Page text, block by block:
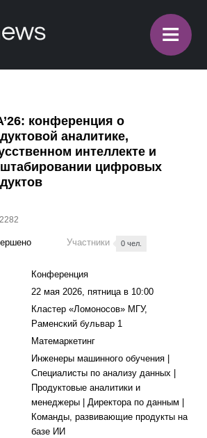
≡
конференция о
аналитике,
интеллекте и
цифровых
2282
Участники 0 чел.
Конференция
22 мая 2026, пятница в 10:00
Кластер «Ломоносов» МГУ,
Раменский бульвар 1
Матемаркетинг
Инженеры машинного обучения |
Специалисты по анализу данных |
Продуктовые аналитики и
менеджеры | Директора по данным |
Команды, развивающие продукты на
базе ИИ